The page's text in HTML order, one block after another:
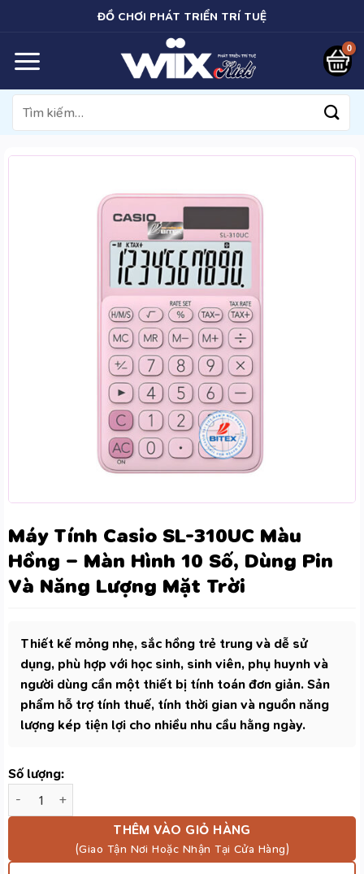
nội
dung
ĐỒ CHƠI PHÁT TRIỂN TRÍ TUỆ
Tìm
kiếm:
Máy Tính Casio SL-310UC Màu
Hồng – Màn Hình 10 Số, Dùng Pin
Và Năng Lượng Mặt Trời
Thiết kế mỏng nhẹ, sắc hồng trẻ trung và dễ sử
dụng, phù hợp với học sinh, sinh viên, phụ huynh và
người dùng cần một thiết bị tính toán đơn giản. Sản
phẩm hỗ trợ tính thuế, tính thời gian và nguồn năng
lượng kép tiện lợi cho nhiều nhu cầu hằng ngày.
Số lượng:
Máy Tính Casio SL-310UC Màu Hồng – Màn Hình 10 Số, Dùng
THÊM VÀO GIỎ HÀNG